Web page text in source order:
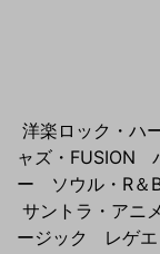
洋楽ロック・ハ
ャズ・FUSION
ー
ソウル・R＆
サントラ・アニメ
ージック
レゲ